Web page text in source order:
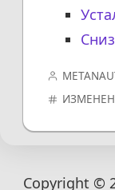
Copyright ©